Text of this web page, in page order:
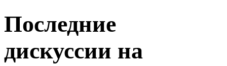
Последние
дискуссии на